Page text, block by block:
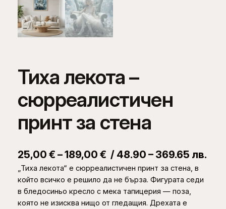
Тиха лекота –
сюрреалистичен
принт за стена
25,00 € –189,00 €P
r
i
c
/ 48.90 – 369.65 лв.
„Тиха лекота“ е сюрреалистичен принт за стена, в
който всичко е решило да не бърза. Фигурата седи
в бледосиньо кресло с мека тапицерия — поза,
която не изисква нищо от гледащия. Дрехата е